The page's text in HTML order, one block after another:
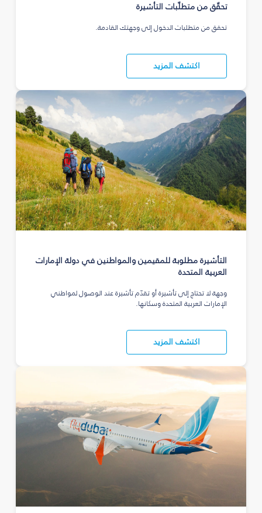
تحقّق من متطلّبات التأشيرة
تحقق من متطلبات الدخول إلى وجهتك القادمة.
اكتشف المزيد
التأشيرة مطلوبة للمقيمين والمواطنين في دولة الإمارات
العربية المتحدة
وجهة لا تحتاج إلى تأشيرة أو تقدّم تأشيرة عند الوصول لمواطني
الإمارات العربية المتحدة وسكانها.
اكتشف المزيد